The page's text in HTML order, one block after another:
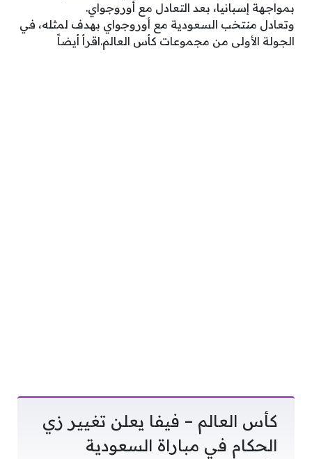
بمواجهة إسبانيا، بعد التعادل مع أوروجواي.
وتعادل منتخب السعودية مع أوروجواي بهدف لمثله، في
الجولة الأولى من مجموعات كأس العالم.اقرأ أيضاً
كأس العالم – فيفا يعلن تغيير زي
الحكام في مباراة السعودية